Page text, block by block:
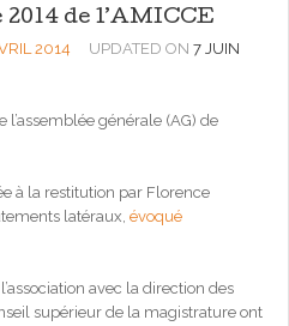
de l’AMICCE
2014 UPDATED ON 7 JUIN
l’assemblée générale (AG) de
à la restitution par Florence
latéraux, évoqué
avec la direction des
supérieur de la magistrature ont